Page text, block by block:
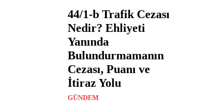
44/1-b Trafik Cezası
Nedir? Ehliyeti
Yanında
Bulundurmamanın
Cezası, Puanı ve
İtiraz Yolu
GÜNDEM